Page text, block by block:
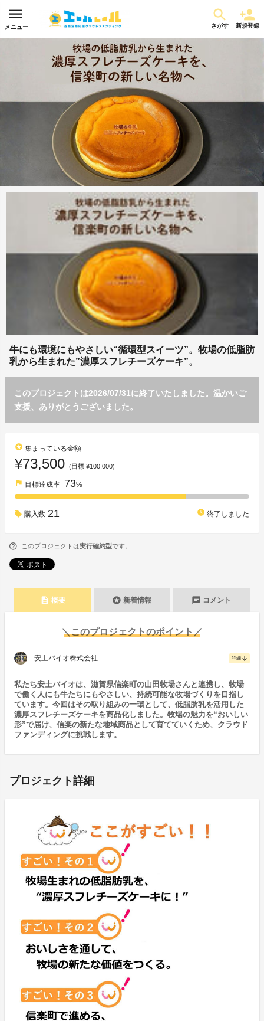
メニュー さがす 新規登録
牛にも環境にもやさしい“循環型スイーツ”。牧場の低脂肪
乳から生まれた”濃厚スフレチーズケーキ”。
このプロジェクトは2026/07/31に終了いたしました。温かいご
支援、ありがとうございました。
stars 集まっている金額
¥73,500 (目標 ¥100,000)
flag 目標達成率 73%
購入数 21 watch_later 終了しました
このプロジェクトは実行確約型です。
description 概要 stars 新着情報 chat コメント
＼このプロジェクトのポイント／
安土バイオ株式会社 詳細 arrow_downward
私たち安土バイオは、滋賀県信楽町の山田牧場さんと連携し、牧場
で働く人にも牛たちにもやさしい、持続可能な牧場づくりを目指し
ています。今回はその取り組みの一環として、低脂肪乳を活用した
濃厚スフレチーズケーキを商品化しました。牧場の魅力を“おいしい
形”で届け、信楽の新たな地域商品として育てていくため、クラウド
ファンディングに挑戦します。
プロジェクト詳細